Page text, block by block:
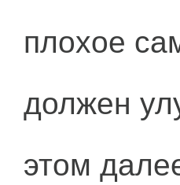
плохое
должен
этом